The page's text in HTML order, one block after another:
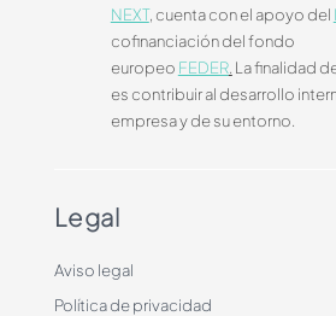
NEXT, cuenta con el apoyo del
cofinanciación del fondo
europeo FEDER. La finalidad
es contribuir al desarrollo
empresa y de su entorno.
Legal
Aviso legal
Política de privacidad